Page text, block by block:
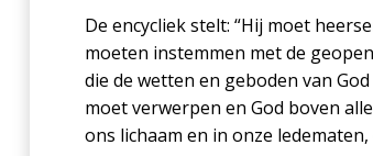
De encycliek stelt: “Hij moet
moeten instemmen met de
die de wetten en geboden van
moet verwerpen en God boven
ons lichaam en in onze